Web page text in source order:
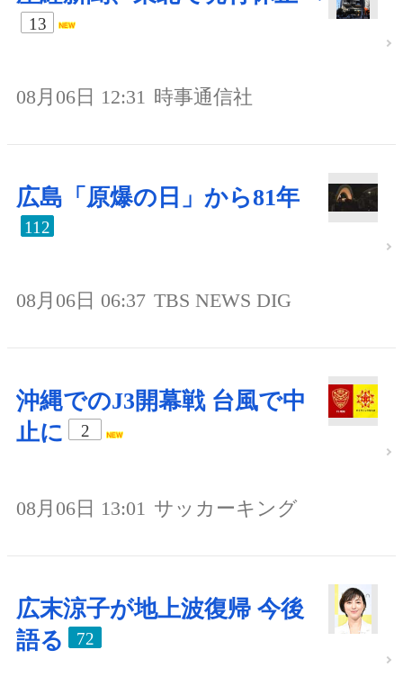
13
08月06日 12:31 時事通信社
広島「原爆の日」から81年
112
08月06日 06:37 TBS NEWS DIG
沖縄でのJ3開幕戦 台風で中
止に
2
08月06日 13:01 サッカーキング
広末涼子が地上波復帰 今後
語る
72